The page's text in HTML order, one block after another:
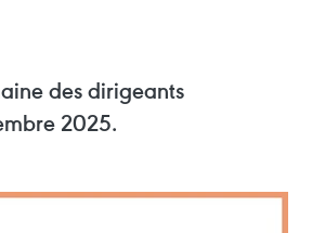
des dirigeants
2025.